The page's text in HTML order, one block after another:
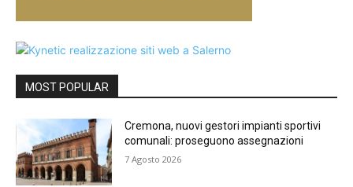
MOST POPULAR
Cremona, nuovi gestori impianti sportivi
comunali: proseguono assegnazioni
7 Agosto 2026